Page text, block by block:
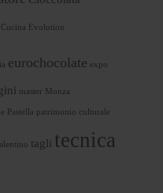
Cucina Evolution
eurochocolate expo
master Monza
Pastella patrimonio culturale
tagli tecnica